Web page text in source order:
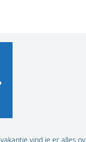
vind je er alles